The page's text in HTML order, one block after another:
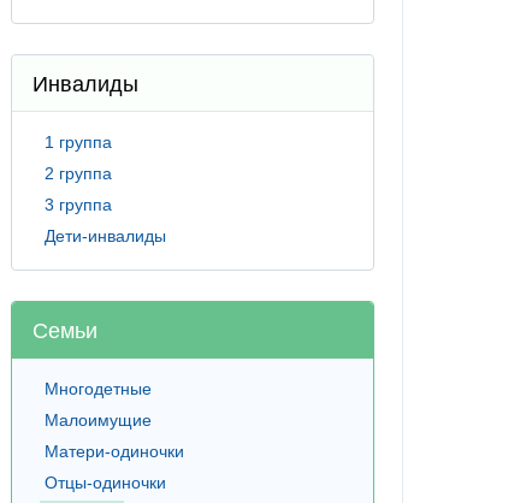
Инвалиды
1 группа
2 группа
3 группа
Дети-инвалиды
Семьи
Многодетные
Малоимущие
Матери-одиночки
Отцы-одиночки